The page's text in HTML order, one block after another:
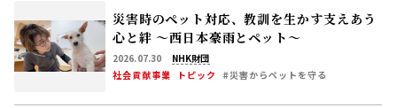
災害時のペット対応、教訓を生かす――支えあう
心と絆 〜西日本豪雨とペット〜
2026.07.30
NHK財団
社会貢献事業
トピック #災害からペットを守る